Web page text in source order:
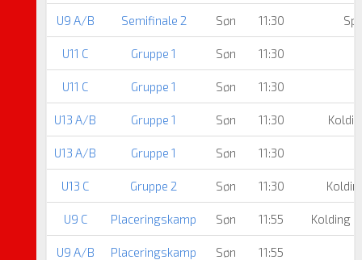
U9 A/B Semifinale 2 Søn 11:30
U11 C Gruppe 1 Søn 11:30
U11 C Gruppe 1 Søn 11:30
U13 A/B Gruppe 1 Søn 11:30
U13 A/B Gruppe 1 Søn 11:30
U13 C Gruppe 2 Søn 11:30
U9 C Placeringskamp Søn 11:55 Kolding
U9 A/B Placeringskamp Søn 11:55